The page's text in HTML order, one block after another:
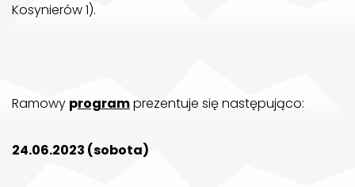
Kosynierów 1).
Ramowy programprezentuje się następująco:
24.06.2023 (sobota)